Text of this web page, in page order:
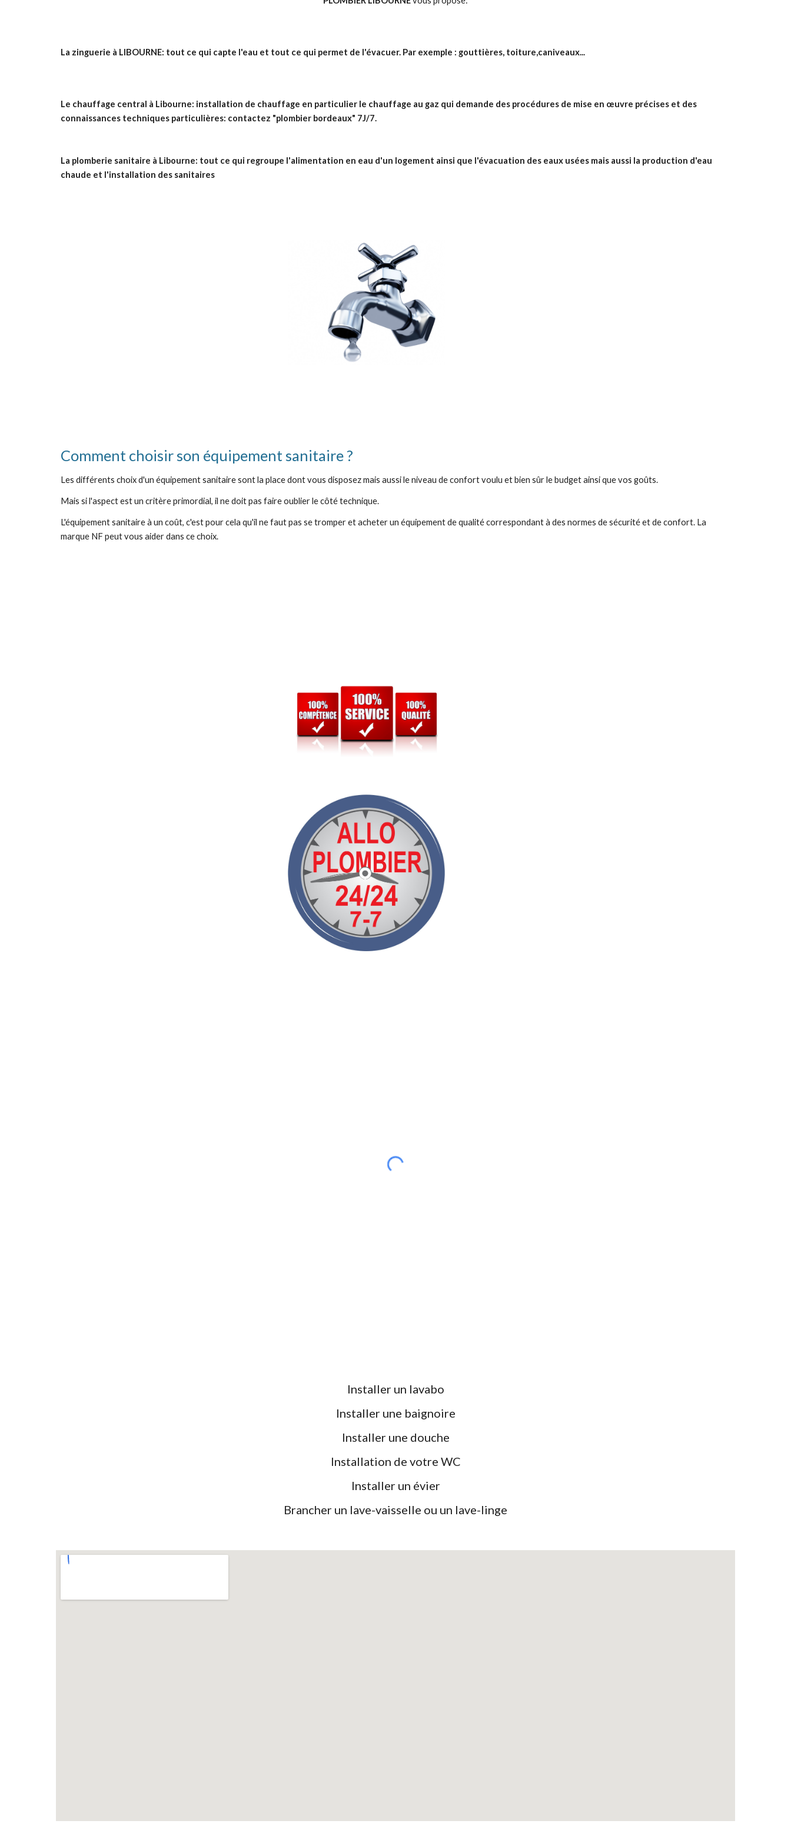
La zinguerie à LIBOURNE: tout ce qui capte l'eau et tout ce qui permet de l'évacuer. Par exemple : gouttières, toiture,caniveaux...
Le chauffage central à Libourne: installation de chauffage en particulier le chauffage au gaz qui demande des procédures de mise en œuvre précises et des
connaissances techniques particulières: contactez "plombier bordeaux" 7J/7.
La plomberie sanitaire à Libourne: tout ce qui regroupe l'alimentation en eau d'un logement ainsi que l'évacuation des eaux usées mais aussi la production d'eau
chaude et l'installation des sanitaires
Comment choisir son équipement sanitaire ?
Les différents choix d'un équipement sanitaire sont la place dont vous disposez mais aussi le niveau de confort voulu et bien sûr le budget ainsi que vos goûts.
Mais si l'aspect est un critère primordial, il ne doit pas faire oublier le côté technique.
L'équipement sanitaire à un coût, c'est pour cela qu'il ne faut pas se tromper et acheter un équipement de qualité correspondant à des normes de sécurité et de confort. La
marque NF peut vous aider dans ce choix.
Installer un lavabo
Installer une baignoire
Installer une douche
Installation de votre WC
Installer un évier
Brancher un lave-vaisselle ou un lave-linge